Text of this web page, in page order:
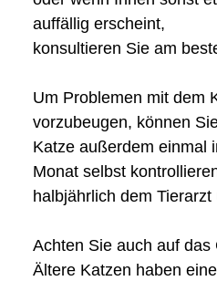
auffällig erscheint,
konsultieren Sie am
Um Problemen mit dem
vorzubeugen, können
Katze außerdem einmal
Monat selbst
halbjährlich dem Tierarzt
Achten Sie auch auf das
Ältere Katzen haben